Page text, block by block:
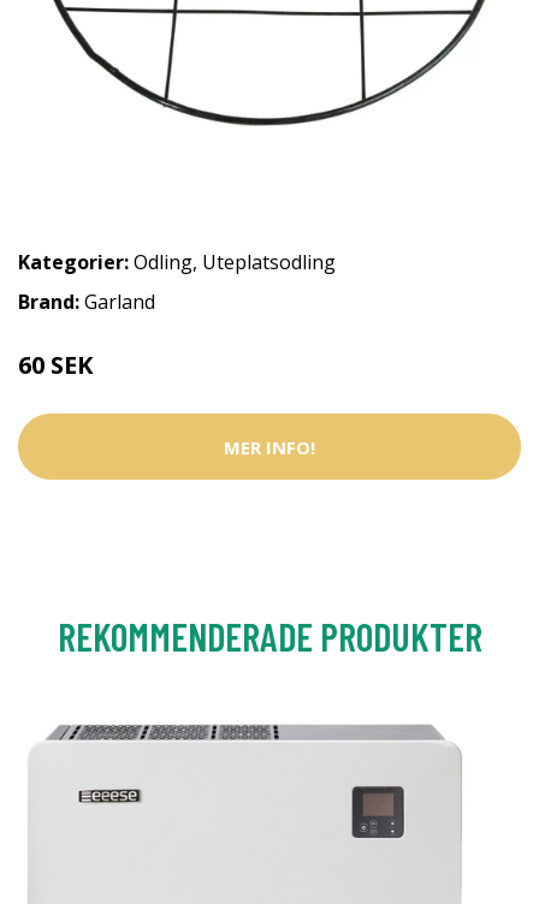
Kategorier:Odling, Uteplatsodling
Brand:Garland
60 SEK
MER INFO!
REKOMMENDERADE PRODUKTER